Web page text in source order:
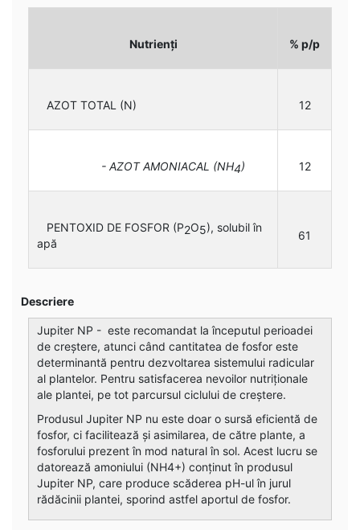
Nutrienți % p/p
AZOT TOTAL (N) 12
- AZOT AMONIACAL (NH4) 12
PENTOXID DE FOSFOR (P2O5), solubil în
apă
61
Descriere
Jupiter NP - este recomandat la începutul perioadei
de creștere, atunci când cantitatea de fosfor este
determinantă pentru dezvoltarea sistemului radicular
al plantelor. Pentru satisfacerea nevoilor nutriționale
ale plantei, pe tot parcursul ciclului de creștere.
Produsul Jupiter NP nu este doar o sursă eficientă de
fosfor, ci facilitează și asimilarea, de către plante, a
fosforului prezent în mod natural în sol. Acest lucru se
datorează amoniului (NH4+) conținut în produsul
Jupiter NP, care produce scăderea pH-ul în jurul
rădăcinii plantei, sporind astfel aportul de fosfor.